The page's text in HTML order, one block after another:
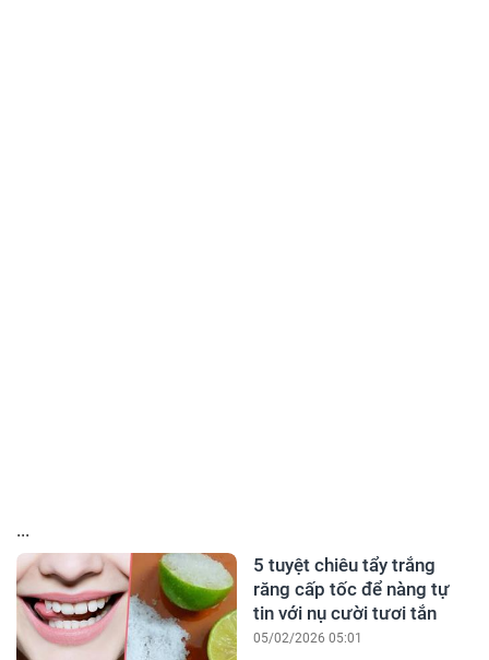
...
5 tuyệt chiêu tẩy trắng
răng cấp tốc để nàng tự
tin với nụ cười tươi tắn
05/02/2026 05:01